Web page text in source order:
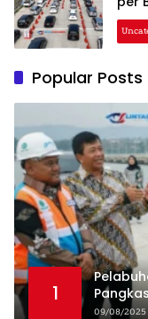
Popular Posts
1
09/08/2025